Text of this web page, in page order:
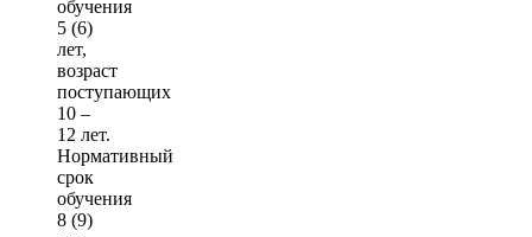
обучения
5 (6)
лет,
возраст
поступающих
10 –
12 лет.
Нормативный
срок
обучения
8 (9)